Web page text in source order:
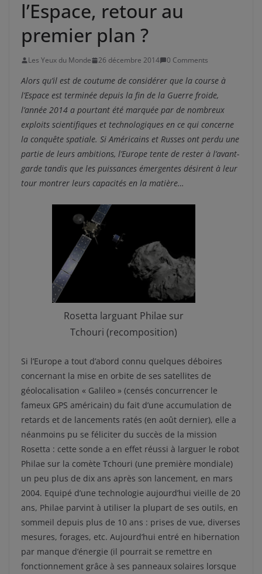
l’Espace, retour au
premier plan ?
Les Yeux du Monde 26 décembre 2014 0 Comments
Alors qu’il est de coutume de considérer que la course à
l’Espace est terminée depuis la fin de la Guerre froide,
l’année 2014 a pourtant été marquée par de nombreux
exploits scientifiques et technologiques en ce qui concerne
la conquête spatiale. Si Américains et Russes ont perdu une
partie de leurs ambitions, l’Europe tente de rester à l’avant-
garde tandis que les puissances émergentes désirent à leur
tour montrer leurs capacités en la matière…
Rosetta larguant Philae sur
Tchouri (recomposition)
Si l’Europe a tout d’abord connu quelques déboires
concernant la mise en orbite de ses satellites de
géolocalisation « Galileo » (censés concurrencer le
fameux GPS américain) du fait d’une accumulation de
retards et de lancements ratés (en août dernier), elle a
néanmoins pu se féliciter du succès de la mission
Rosetta : cette sonde a en effet réussi à larguer le robot
Philae sur la comète Tchouri (une première mondiale)
un peu plus de dix ans après son lancement, en mars
2004. Equipé d’une technologie aujourd’hui vieille de 20
ans, Philae parvint à utiliser la plupart de ses outils, en
sommeil depuis plus de 10 ans : prises de vue, diverses
mesures, forages, etc. Aujourd’hui entré en hibernation
par manque d’énergie (il pourrait se remettre en
fonctionnement grâce à ses panneaux solaires lorsque